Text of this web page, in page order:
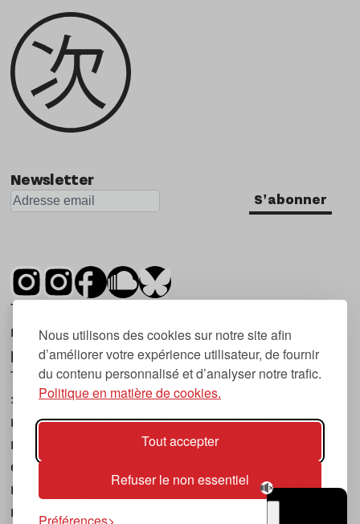
Nous utilisons des cookies sur notre site afin
d’améliorer votre expérience utilisateur, de fournir
du contenu personnalisé et d’analyser notre trafic.
Politique en matière de cookies.
Tout accepter
Refuser le non essentiel
Newsletter
S'abonner
Tsugi est un mensuel indépendant sur la
musique et les nouvelles tendances, dont la
première parution date de 2007.
Tsugi en japonais signifie « prochain », « suivant
», ce qui correspond à la thématique du
magazine, à l’affût des nouvelles tendances
musicales, qu’elles viennent de la musique
électronique, du rock ou du hip hop, et des
nouveaux phénomènes de société liés à la
musique.